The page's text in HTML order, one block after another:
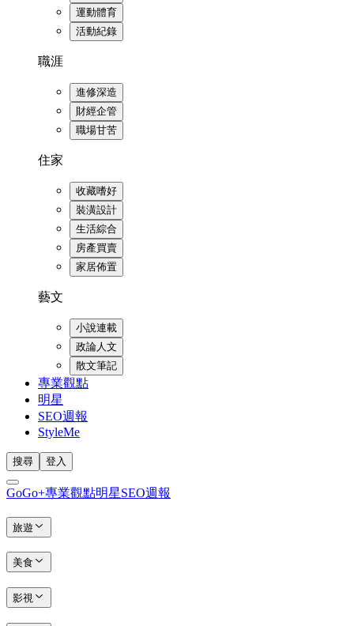
運動體育
活動紀錄
職涯
進修深造
財經企管
職場甘苦
住家
收藏嗜好
裝潢設計
生活綜合
房產買賣
家居佈置
藝文
小說連載
政論人文
散文筆記
專業觀點
明星
SEO週報
StyleMe
搜尋 登入
GoGo+專業觀點明星SEO週報
旅遊
美食
影視